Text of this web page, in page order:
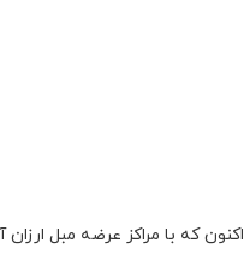
اکنون که با مراکز عرضه مبل